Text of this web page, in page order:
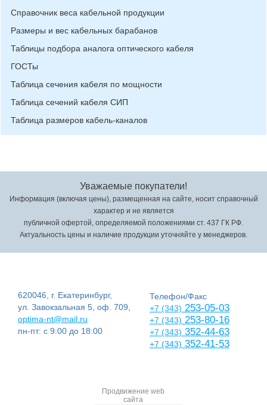
Справочник веса кабельной продукции
Размеры и вес кабельных барабанов
Таблицы подбора аналога оптического кабеля
ГОСТы
Таблица сечения кабеля по мощности
Таблица сечений кабеля СИП
Таблица размеров кабель-каналов
Уважаемые покупатели!
Информация (включая цены), размещенная на сайте, носит справочный
характер и не является
публичной офертой, определяемой положениями ст. 437 ГК РФ.
Актуальность цены и наличие продукции уточняйте у менеджеров.
620046, г. Екатеринбург,
ул. Завокзальная 5, оф. 709,
optima-nt@mail.ru
пн-пт: с 9:00 до 18:00
Телефон/Факс
+7 (343) 253-05-03
+7 (343) 253-80-16
+7 (343) 352-44-63
+7 (343) 352-41-53
Продвижение web
сайта